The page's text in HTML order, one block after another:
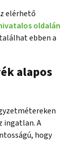
elérhető
oldalán
ebben a
alapos
ingatlan. A
hogy